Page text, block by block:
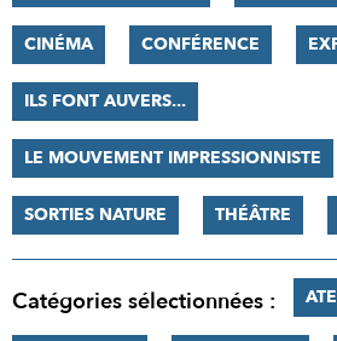
CINÉMA CONFÉRENCE
ILS FONT AUVERS...
LE MOUVEMENT IMPRESSIONNISTE
SORTIES NATURE THÉÂTRE
Catégories sélectionnées :